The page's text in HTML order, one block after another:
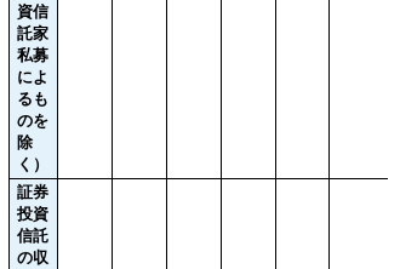
資信
託家
私募
によ
るも
のを
除
く）
証券
投資
信託
の収